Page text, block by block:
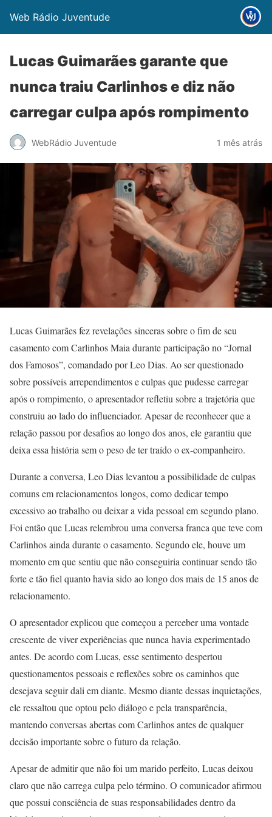
Web Rádio Juventude
Lucas Guimarães garante que
nunca traiu Carlinhos e diz não
carregar culpa após rompimento
WebRádio Juventude 1 mês atrás
Lucas Guimarães fez revelações sinceras sobre o fim de seu
casamento com Carlinhos Maia durante participação no “Jornal
dos Famosos”, comandado por Leo Dias. Ao ser questionado
sobre possíveis arrependimentos e culpas que pudesse carregar
após o rompimento, o apresentador refletiu sobre a trajetória que
construiu ao lado do influenciador. Apesar de reconhecer que a
relação passou por desafios ao longo dos anos, ele garantiu que
deixa essa história sem o peso de ter traído o ex-companheiro.
Durante a conversa, Leo Dias levantou a possibilidade de culpas
comuns em relacionamentos longos, como dedicar tempo
excessivo ao trabalho ou deixar a vida pessoal em segundo plano.
Foi então que Lucas relembrou uma conversa franca que teve com
Carlinhos ainda durante o casamento. Segundo ele, houve um
momento em que sentiu que não conseguiria continuar sendo tão
forte e tão fiel quanto havia sido ao longo dos mais de 15 anos de
relacionamento.
O apresentador explicou que começou a perceber uma vontade
crescente de viver experiências que nunca havia experimentado
antes. De acordo com Lucas, esse sentimento despertou
questionamentos pessoais e reflexões sobre os caminhos que
desejava seguir dali em diante. Mesmo diante dessas inquietações,
ele ressaltou que optou pelo diálogo e pela transparência,
mantendo conversas abertas com Carlinhos antes de qualquer
decisão importante sobre o futuro da relação.
Apesar de admitir que não foi um marido perfeito, Lucas deixou
claro que não carrega culpa pelo término. O comunicador afirmou
que possui consciência de suas responsabilidades dentro da